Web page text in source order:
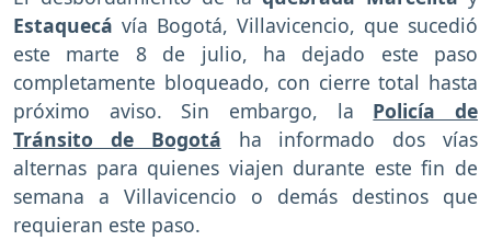
Estaquecá vía Bogotá, Villavicencio, que sucedió
este marte 8 de julio, ha dejado este paso
completamente bloqueado, con cierre total hasta
próximo aviso. Sin embargo, la Policía de
Tránsito de Bogotá ha informado dos vías
alternas para quienes viajen durante este fin de
semana a Villavicencio o demás destinos que
requieran este paso.